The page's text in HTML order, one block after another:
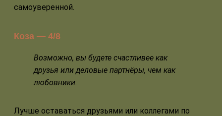
самоуверенной.
Коза — 4/8
Возможно, вы будете счастливее как
друзья или деловые партнёры, чем как
любовники.
Лучше оставаться друзьями или коллегами по